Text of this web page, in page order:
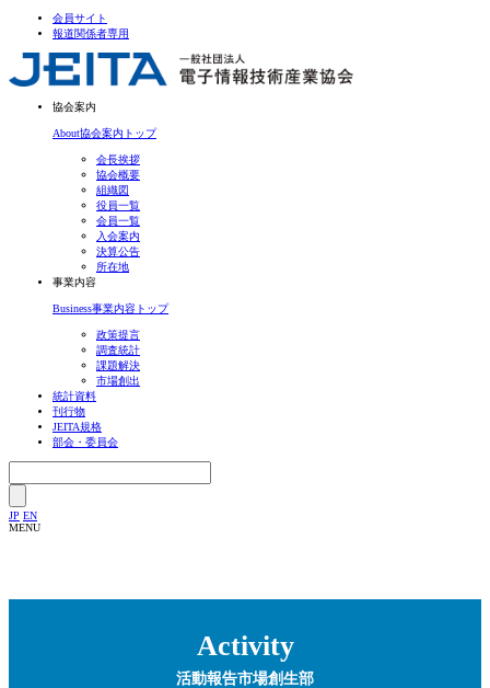
会員サイト
報道関係者専用
協会案内
About協会案内トップ
会長挨拶
協会概要
組織図
役員一覧
会員一覧
入会案内
決算公告
所在地
事業内容
Business事業内容トップ
政策提言
調査統計
課題解決
市場創出
統計資料
刊行物
JEITA規格
部会・委員会
JP EN
MENU
Activity
活動報告市場創生部